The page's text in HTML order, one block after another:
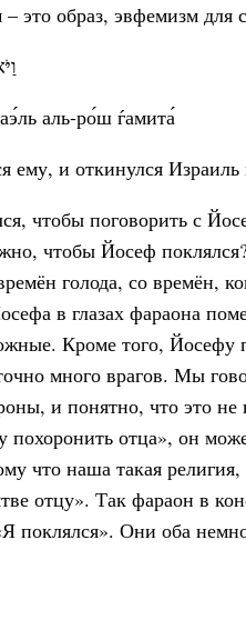
это образ, эвфемизм для
аль-ро́ш ѓамита́
и откинулся Израиль
чтобы поговорить с
чтобы Йосеф
голода, со времён,
в глазах фараона
Кроме того, Йосефу
много врагов. Мы
и понятно, что это не
отца», он
что наша такая
отцу». Так фараон в
поклялся». Они оба